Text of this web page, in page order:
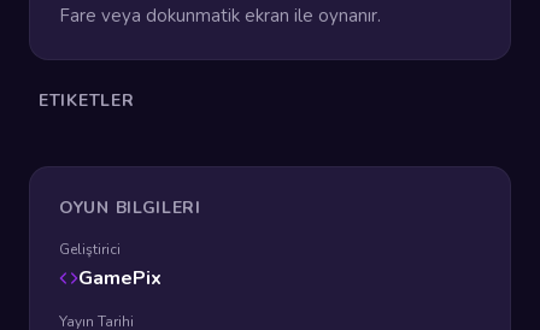
Fare veya dokunmatik ekran ile oynanır.
ETIKETLER
OYUN BILGILERI
Geliştirici
GamePix
Yayın Tarihi